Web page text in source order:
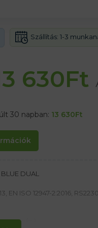
Szállítás: 1-3
630Ft
30 napban: 13 630Ft
DUAL
EN ISO 12947-2:2016,
300 g/m²